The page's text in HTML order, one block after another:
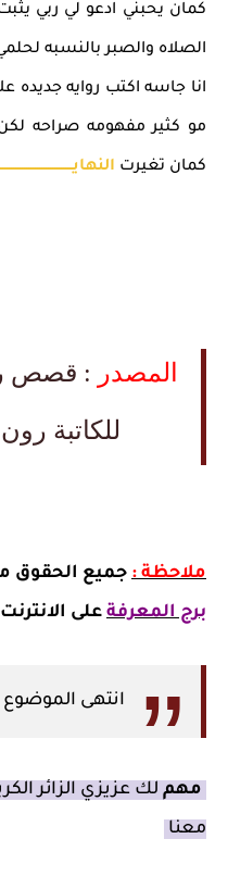
كمان يحبني ادعو لي ربي
الصلاه والصبر بالنسبه
انا جاسه اكتب روايه
مو كثير مفهومه صراحه
كمان تغيرت
المصدر : قصص
للكاتبة
ملاحظة : جميع الحقوق
برج المعرفة على الانترنت
انتهى
مهم لك عزيزي الزائر
معنا